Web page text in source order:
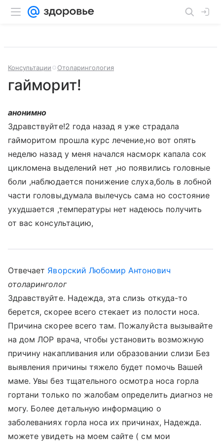
Консультации Отоларингология
гайморит!
анонимно
Здравствуйте!2 года назад я уже страдала
гайморитом прошла курс лечение,но вот опять
неделю назад у меня начался насморк капала сок
цикломена выделений нет ,но появились головные
боли ,наблюдается понижение слуха,боль в лобной
части головы,думала вылечусь сама но состояние
ухудшается ,температуры нет надеюсь получить
от вас консультацию,
Отвечает Яворский Любомир Антонович
отоларинголог
Здравствуйте. Надежда, эта слизь откуда-то
берется, скорее всего стекает из полости носа.
Причина скорее всего там. Пожалуйста вызывайте
на дом ЛОР врача, чтобы установить возможную
причину накапливания или образовании слизи Без
выявления причины тяжело будет помочь Вашей
маме. Увы без тщательного осмотра носа горла
гортани только по жалобам определить диагноз не
могу. Более детальную информацию о
заболеваниях горла носа их причинах, Надежда.
можете увидеть на моем сайте ( см мои